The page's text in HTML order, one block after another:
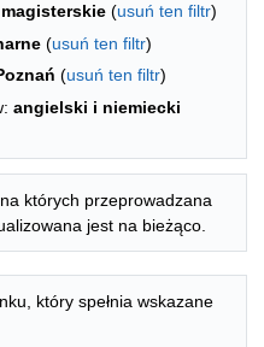
(usuń ten filtr)
(usuń ten filtr)
(usuń ten filtr)
angielski i niemiecki
których przeprowadzana
jest na bieżąco.
który spełnia wskazane